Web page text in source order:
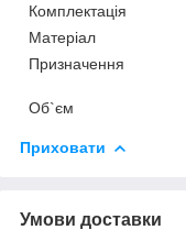
Комплектація
Матеріал
Призначення
Об`єм
Приховати
Умови доставки